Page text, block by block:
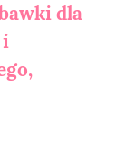
dla
i